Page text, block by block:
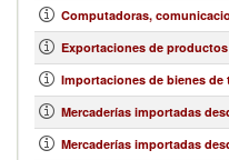
Computadoras,
Exportaciones de
Importaciones de bienes
Mercaderías importadas
Mercaderías importadas